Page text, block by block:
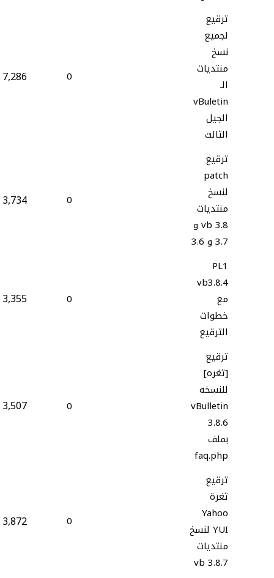
ترقيع
لجميع
نسخ
منتديات
الـ
vBuletin
الجيل
الثالث
0
7,286
ترقيع
patch
لنسخ
منتديات
vb 3.8 و
3.7 و 3.6
0
3,734
PL1
vb3.8.4
مع
خطوات
الترقيع
0
3,355
ترقيع
[ثغره]
للنسخه
vBulletin
3.8.6
بملف
faq.php
0
3,507
ترقيع
ثغرة
Yahoo
YUI لنسخ
منتديات
vb 3.8.7
0
3,872